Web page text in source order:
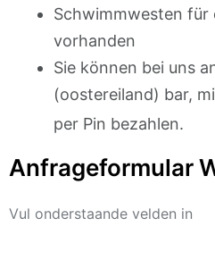
Schwimmwesten für
vorhanden
Sie können bei uns
(oostereiland) bar,
per Pin bezahlen.
Anfrageformular
Vul onderstaande velden in